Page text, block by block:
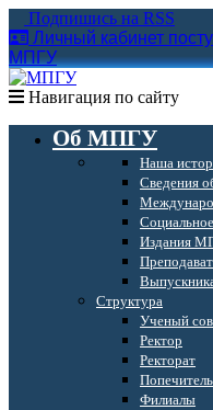
Подпишись на RSS
Личный кабинет
МПГУ
Навигация по сайту
Об МПГУ
Наша
Сведения
Издания
Структура
Ученый
Ректор
Ректорат
Филиалы